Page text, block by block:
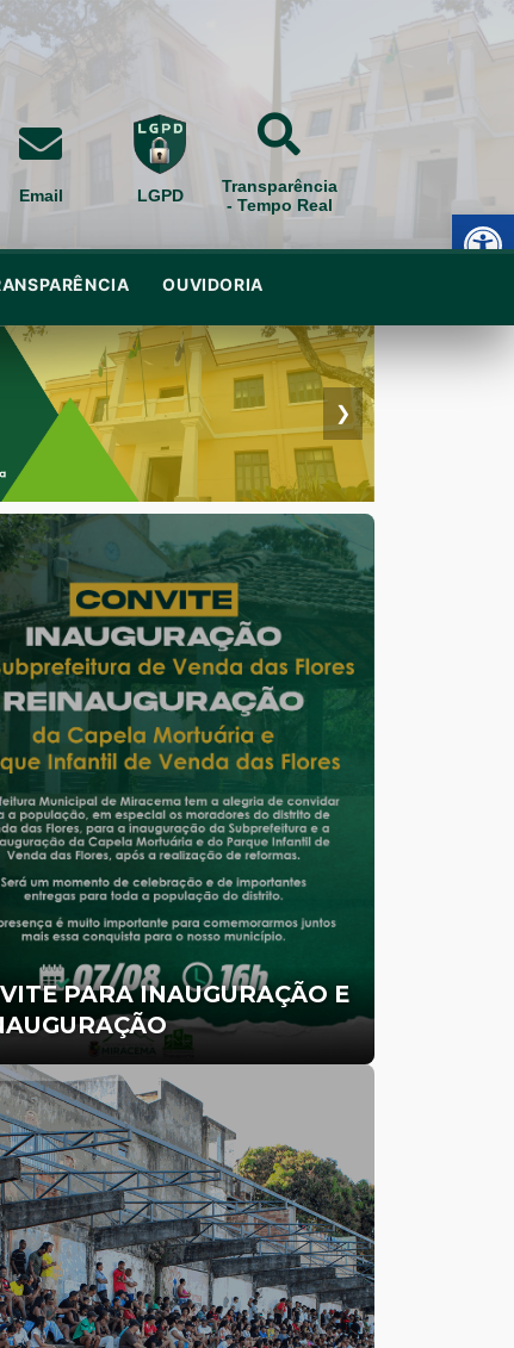
Email LGPD
Transparência
- Tempo Real
OUVIDORIA
❯
PARA INAUGURAÇÃO E